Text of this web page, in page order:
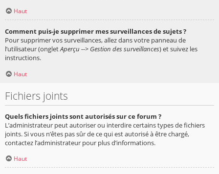
Haut
Comment puis-je supprimer mes surveillances de sujets ?
Pour supprimer vos surveillances, allez dans votre panneau de
l’utilisateur (ongletAperçu --> Gestion des surveillances) et suivez les
instructions.
Haut
Fichiers joints
Quels fichiers joints sont autorisés sur ce forum ?
L’administrateur peut autoriser ou interdire certains types de fichiers
joints. Si vous n’êtes pas sûr de ce qui est autorisé à être chargé,
contactez l’administrateur pour plus d’informations.
Haut